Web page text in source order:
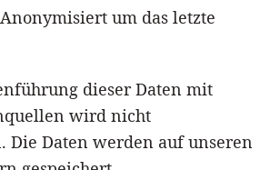
um das letzte
dieser Daten mit
wird nicht
Die Daten werden auf unseren